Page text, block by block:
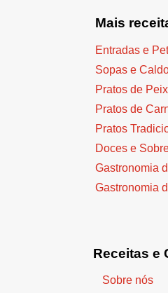
Mais
Entradas e
Sopas e
Pratos de
Pratos de
Pratos
Doces e
Gastronomia
Gastronomia
Receitas e
Sobre nós